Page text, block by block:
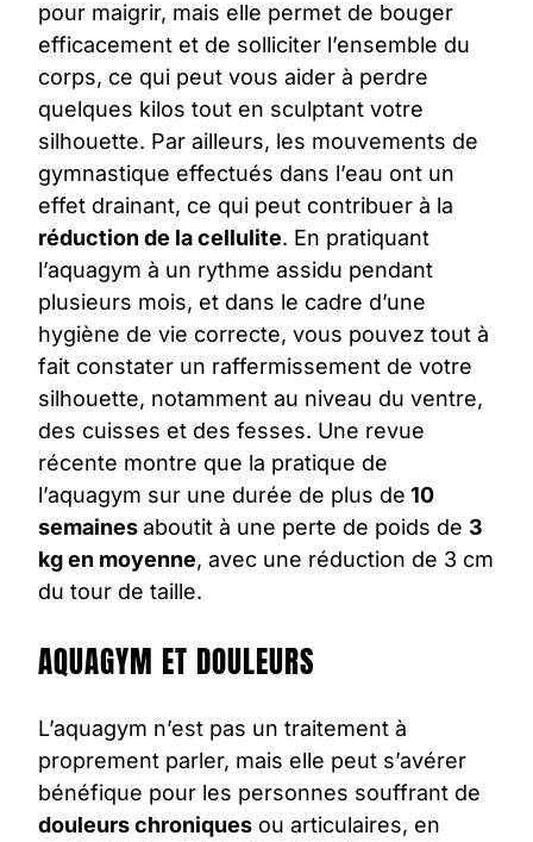
pour maigrir, mais elle permet de bouger
efficacement et de solliciter l’ensemble du
corps, ce qui peut vous aider à perdre
quelques kilos tout en sculptant votre
silhouette. Par ailleurs, les mouvements de
gymnastique effectués dans l’eau ont un
effet drainant, ce qui peut contribuer à la
réduction de lacellulite. En pratiquant
l’aquagym à un rythme assidu pendant
plusieurs mois, et dans le cadre d’une
hygiène de vie correcte, vous pouvez tout à
fait constater un raffermissement de votre
silhouette, notamment au niveau du ventre,
des cuisses et des fesses. Une revue
récente montre que la pratique de
l’aquagym sur une durée de plus de 10
semainesaboutit à une perte de poids de 3
kg en moyenne, avec une réduction de 3 cm
du tour de taille.
AQUAGYM ET DOULEURS
L’aquagym n’est pas un traitement à
proprement parler, mais elle peut s’avérer
bénéfique pour les personnes souffrant de
douleurs chroniques ou articulaires, en